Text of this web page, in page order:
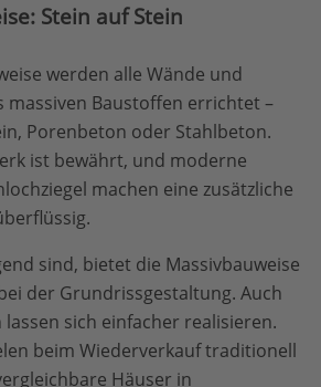
Stein auf Stein
werden alle Wände und
massiven Baustoffen errichtet –
Porenbeton oder Stahlbeton.
ist bewährt, und moderne
machen eine zusätzliche
sind, bietet die Massivbauweise
der Grundrissgestaltung. Auch
sich einfacher realisieren.
beim Wiederverkauf traditionell
Häuser in